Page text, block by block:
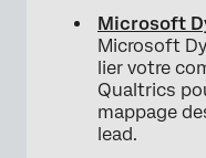
Microsoft
Microsoft
lier votre
Qualtrics
mappage
lead.